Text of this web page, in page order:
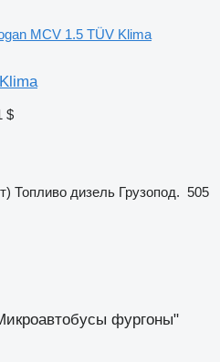
MCV 1.5 TÜV Klima
$
Топливо дизель Грузопод. 505
фургоны"